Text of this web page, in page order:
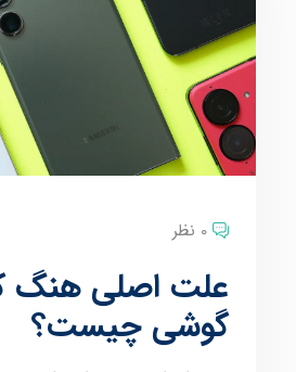
0 نظر
علت اصلی هنگ
گوشی چیست؟